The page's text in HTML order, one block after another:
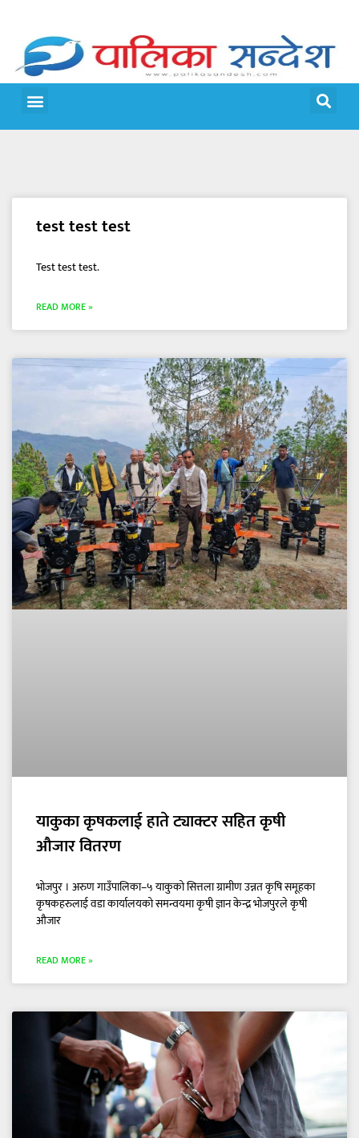
test test test
Test test test.
READ MORE »
याकुका कृषकलाई हाते ट्याक्टर सहित कृषी
औजार वितरण
भोजपुर । अरुण गाउँपालिका–५ याकुको सित्तला ग्रामीण उन्नत कृषि समूहका
कृषकहरुलाई वडा कार्यालयको समन्वयमा कृषी ज्ञान केन्द्र भोजपुरले कृषी
औजार
READ MORE »